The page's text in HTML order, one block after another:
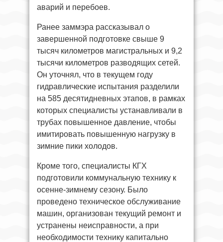
аварий и перебоев.
Ранее заммэра рассказывал о
завершенной подготовке свыше 9
тысяч километров магистральных и 9,2
тысячи километров разводящих сетей.
Он уточнял, что в текущем году
гидравлические испытания разделили
на 585 десятидневных этапов, в рамках
которых специалисты устанавливали в
трубах повышенное давление, чтобы
имитировать повышенную нагрузку в
зимние пики холодов.
Кроме того, специалисты КГХ
подготовили коммунальную технику к
осенне-зимнему сезону. Было
проведено техническое обслуживание
машин, организован текущий ремонт и
устранены неисправности, а при
необходимости технику капитально